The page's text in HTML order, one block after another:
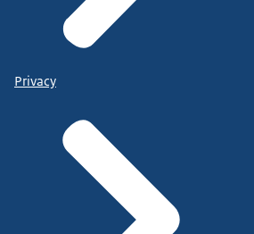
Privacy